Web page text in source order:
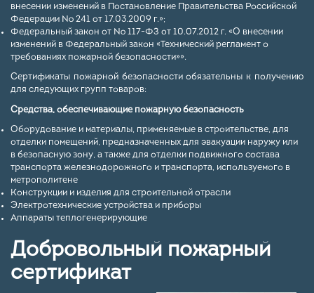
внесении изменений в Постановление Правительства Российской
Федерации № 241 от 17.03.2009 г.»;
Федеральный закон от № 117-ФЗ от 10.07.2012 г. «О внесении
изменений в Федеральный закон «Технический регламент о
требованиях пожарной безопасности»».
Сертификаты пожарной безопасности обязательны к получению
для следующих групп товаров:
Средства, обеспечивающие пожарную безопасность
Оборудование и материалы, применяемые в строительстве, для
отделки помещений, предназначенных для эвакуации наружу или
в безопасную зону, а также для отделки подвижного состава
транспорта железнодорожного и транспорта, используемого в
метрополитене
Конструкции и изделия для строительной отрасли
Электротехнические устройства и приборы
Аппараты теплогенерирующие
Добровольный пожарный
сертификат